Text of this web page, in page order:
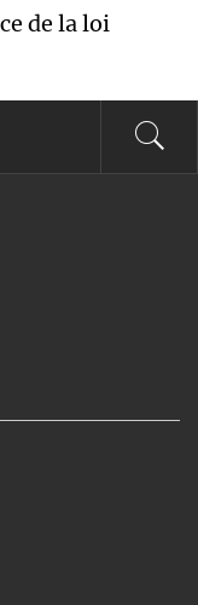
de la loi